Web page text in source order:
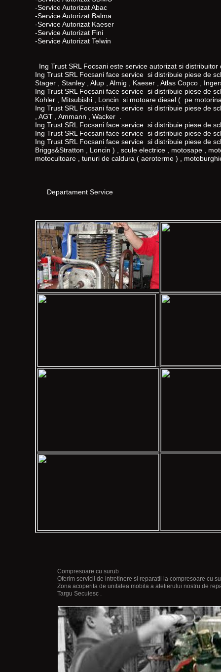
-Service Autorizat Abac
-Service Autorizat Balma
-Service Autorizat Kaeser
-Service Autorizat Fini
-Service Autorizat Telwin
Ing Trust SRL Focsani este service autorizat si
Ing Trust SRL Focsani face service si distribuie piese de
Stager , Stanley , Alup , Almig , Kaeser , Atlas Copco ,
Ing Trust SRL Focsani face service si distribuie piese de
Kohler , Mitsubishi , Loncin si motoare diesel ( pe
Ing Trust SRL Focsani face service si distribuie piese de
, AGT , Ammann , Wacker .
Ing Trust SRL Focsani face service si distribuie piese de
Ing Trust SRL Focsani face service si distribuie piese de
Ing Trust SRL Focsani face service si distribuie piese de
Briggs&Stratton , Loncin ) , scule electrice , motosape ,
motocultoare , tunuri de caldura ( aeroterme ) ,
Departament Service
Compresoare cu surub
Oferim servicii de intretinere si reparatii la compresoare cu
Zona acoperita de unitatea mobila a atelierului nostru de
Targu Secuiesc .